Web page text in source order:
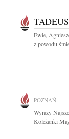
Ewie,
z powodu
POZNAŃ
Wyrazy
Koleżanki